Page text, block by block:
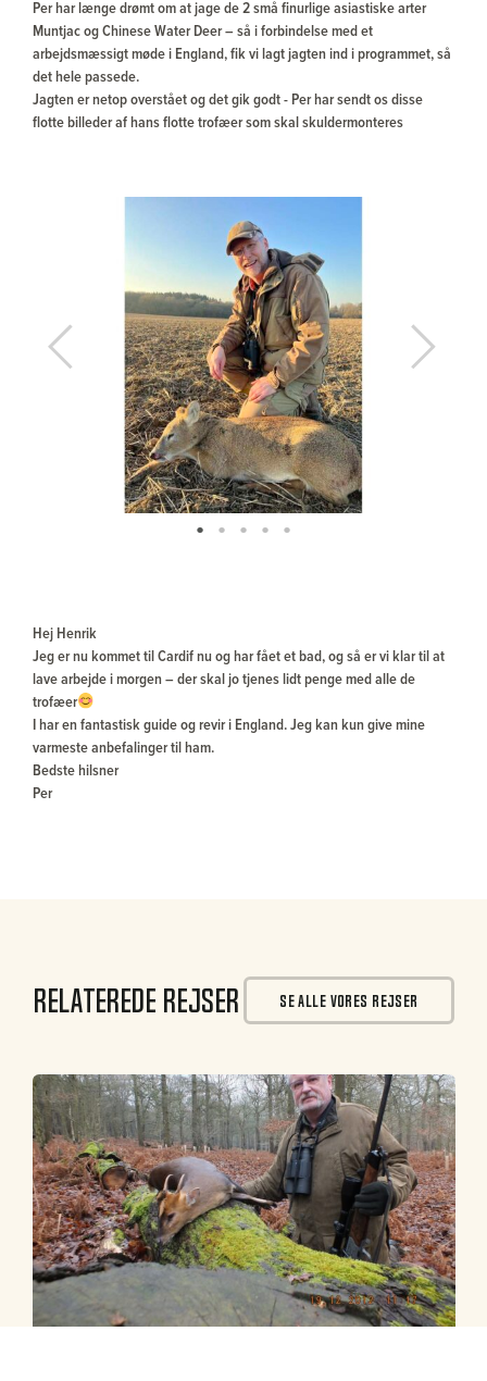
Per har længe drømt om at jage de 2 små finurlige asiastiske arter
Muntjac og Chinese Water Deer – så i forbindelse med et
arbejdsmæssigt møde i England, fik vi lagt jagten ind i programmet, så
det hele passede.
Jagten er netop overstået og det gik godt - Per har sendt os disse
flotte billeder af hans flotte trofæer som skal skuldermonteres
Previous Next
Hej Henrik
Jeg er nu kommet til Cardif nu og har fået et bad, og så er vi klar til at
lave arbejde i morgen – der skal jo tjenes lidt penge med alle de
trofæer
I har en fantastisk guide og revir i England. Jeg kan kun give mine
varmeste anbefalinger til ham.
Bedste hilsner
Per
Relaterede rejser SE ALLE VORES REJSER